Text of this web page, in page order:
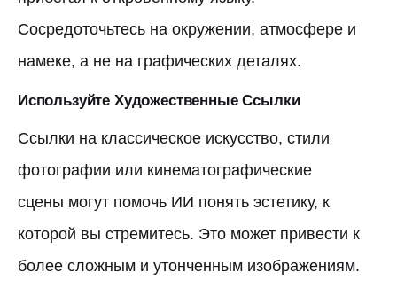
Сосредоточьтесь на окружении, атмосфере и
намеке, а не на графических деталях.
Используйте Художественные Ссылки
Ссылки на классическое искусство, стили
фотографии или кинематографические
сцены могут помочь ИИ понять эстетику, к
которой вы стремитесь. Это может привести к
более сложным и утонченным изображениям.